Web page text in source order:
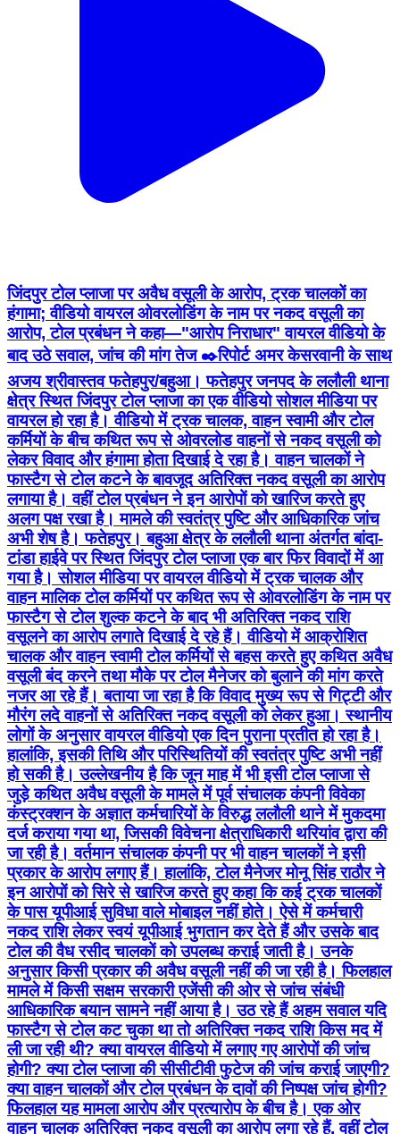
जिंदपुर टोल प्लाजा पर अवैध वसूली के आरोप, ट्रक चालकों का
हंगामा; वीडियो वायरल ओवरलोडिंग के नाम पर नकद वसूली का
आरोप, टोल प्रबंधन ने कहा—"आरोप निराधार" वायरल वीडियो के
बाद उठे सवाल, जांच की मांग तेज ✒️रिपोर्ट अमर केसरवानी के साथ
अजय श्रीवास्तव फतेहपुर/बहुआ। फतेहपुर जनपद के ललौली थाना
क्षेत्र स्थित जिंदपुर टोल प्लाजा का एक वीडियो सोशल मीडिया पर
वायरल हो रहा है। वीडियो में ट्रक चालक, वाहन स्वामी और टोल
कर्मियों के बीच कथित रूप से ओवरलोड वाहनों से नकद वसूली को
लेकर विवाद और हंगामा होता दिखाई दे रहा है। वाहन चालकों ने
फास्टैग से टोल कटने के बावजूद अतिरिक्त नकद वसूली का आरोप
लगाया है। वहीं टोल प्रबंधन ने इन आरोपों को खारिज करते हुए
अलग पक्ष रखा है। मामले की स्वतंत्र पुष्टि और आधिकारिक जांच
अभी शेष है। फतेहपुर। बहुआ क्षेत्र के ललौली थाना अंतर्गत बांदा-
टांडा हाईवे पर स्थित जिंदपुर टोल प्लाजा एक बार फिर विवादों में आ
गया है। सोशल मीडिया पर वायरल वीडियो में ट्रक चालक और
वाहन मालिक टोल कर्मियों पर कथित रूप से ओवरलोडिंग के नाम पर
फास्टैग से टोल शुल्क कटने के बाद भी अतिरिक्त नकद राशि
वसूलने का आरोप लगाते दिखाई दे रहे हैं। वीडियो में आक्रोशित
चालक और वाहन स्वामी टोल कर्मियों से बहस करते हुए कथित अवैध
वसूली बंद करने तथा मौके पर टोल मैनेजर को बुलाने की मांग करते
नजर आ रहे हैं। बताया जा रहा है कि विवाद मुख्य रूप से गिट्टी और
मौरंग लदे वाहनों से अतिरिक्त नकद वसूली को लेकर हुआ। स्थानीय
लोगों के अनुसार वायरल वीडियो एक दिन पुराना प्रतीत हो रहा है।
हालांकि, इसकी तिथि और परिस्थितियों की स्वतंत्र पुष्टि अभी नहीं
हो सकी है। उल्लेखनीय है कि जून माह में भी इसी टोल प्लाजा से
जुड़े कथित अवैध वसूली के मामले में पूर्व संचालक कंपनी विवेका
कंस्ट्रक्शन के अज्ञात कर्मचारियों के विरुद्ध ललौली थाने में मुकदमा
दर्ज कराया गया था, जिसकी विवेचना क्षेत्राधिकारी थरियांव द्वारा की
जा रही है। वर्तमान संचालक कंपनी पर भी वाहन चालकों ने इसी
प्रकार के आरोप लगाए हैं। हालांकि, टोल मैनेजर मोनू सिंह राठौर ने
इन आरोपों को सिरे से खारिज करते हुए कहा कि कई ट्रक चालकों
के पास यूपीआई सुविधा वाले मोबाइल नहीं होते। ऐसे में कर्मचारी
नकद राशि लेकर स्वयं यूपीआई भुगतान कर देते हैं और उसके बाद
टोल की वैध रसीद चालकों को उपलब्ध कराई जाती है। उनके
अनुसार किसी प्रकार की अवैध वसूली नहीं की जा रही है। फिलहाल
मामले में किसी सक्षम सरकारी एजेंसी की ओर से जांच संबंधी
आधिकारिक बयान सामने नहीं आया है। उठ रहे हैं अहम सवाल यदि
फास्टैग से टोल कट चुका था तो अतिरिक्त नकद राशि किस मद में
ली जा रही थी? क्या वायरल वीडियो में लगाए गए आरोपों की जांच
होगी? क्या टोल प्लाजा की सीसीटीवी फुटेज की जांच कराई जाएगी?
क्या वाहन चालकों और टोल प्रबंधन के दावों की निष्पक्ष जांच होगी?
फिलहाल यह मामला आरोप और प्रत्यारोप के बीच है। एक ओर
वाहन चालक अतिरिक्त नकद वसूली का आरोप लगा रहे हैं, वहीं टोल